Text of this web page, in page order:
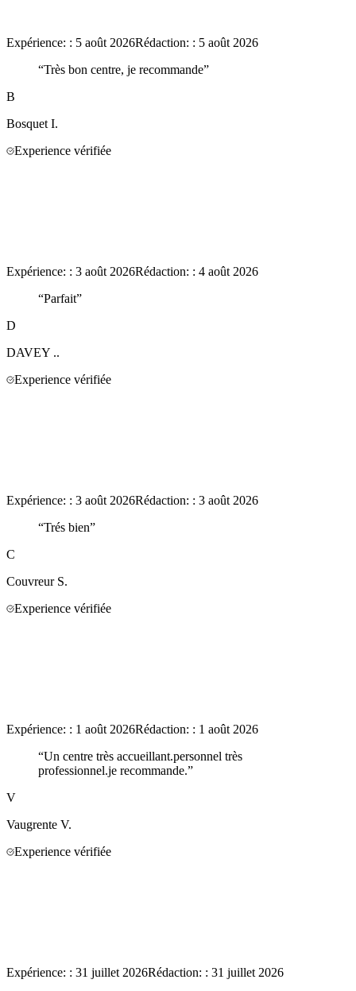
Expérience: : 5 août 2026Rédaction: : 5 août 2026
“Très bon centre, je recommande”
B
Bosquet I.
Experience vérifiée
Expérience: : 3 août 2026Rédaction: : 4 août 2026
“Parfait”
D
DAVEY ..
Experience vérifiée
Expérience: : 3 août 2026Rédaction: : 3 août 2026
“Trés bien”
C
Couvreur S.
Experience vérifiée
Expérience: : 1 août 2026Rédaction: : 1 août 2026
“Un centre très accueillant.personnel très
professionnel.je recommande.”
V
Vaugrente V.
Experience vérifiée
Expérience: : 31 juillet 2026Rédaction: : 31 juillet 2026